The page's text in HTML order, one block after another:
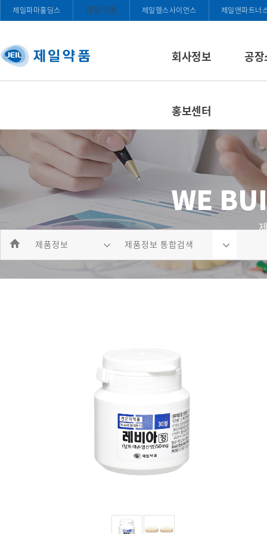
제일파마홀딩스 제일약품 제일헬스사이언스 제일앤파트너
회사정보 공
홍보센터
제품정보 제품정보 통합검색